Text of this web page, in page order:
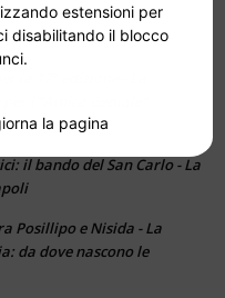
Il fantasma del Caffè
il bando del San Carlo - La
Posillipo e Nisida - La
da dove nascono le
estensioni per
disabilitando il blocco
la pagina